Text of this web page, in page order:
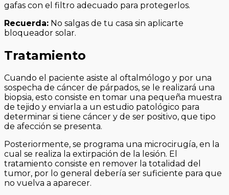
gafas con el filtro adecuado para protegerlos.
Recuerda: No salgas de tu casa sin aplicarte
bloqueador solar.
Tratamiento
Cuando el paciente asiste al oftalmólogo y por una
sospecha de cáncer de párpados, se le realizará una
biopsia, esto consiste en tomar una pequeña muestra
de tejido y enviarla a un estudio patológico para
determinar si tiene cáncer y de ser positivo, que tipo
de afección se presenta.
Posteriormente, se programa una microcirugía, en la
cual se realiza la extirpación de la lesión. El
tratamiento consiste en remover la totalidad del
tumor, por lo general debería ser suficiente para que
no vuelva a aparecer.